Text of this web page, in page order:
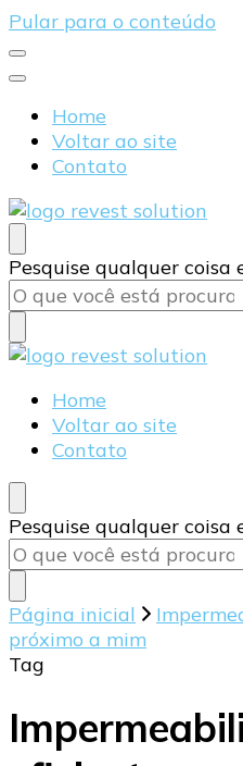
Pular para o conteúdo
Home
Voltar ao site
Contato
Blog Revest Solution
Procurando
algo?
Pesquise qualquer coisa
Blog Revest Solution
Home
Voltar ao site
Contato
Procurando
algo?
Pesquise qualquer coisa
Página inicial
próximo a mim
Tag